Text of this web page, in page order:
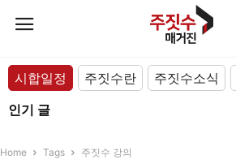
시합일정 주짓수란 주짓수소식
인기 글
Home Tags 주짓수 강의